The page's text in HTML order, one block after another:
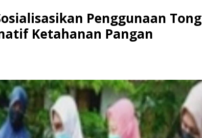
Penggunaan Tong
Ketahanan Pangan